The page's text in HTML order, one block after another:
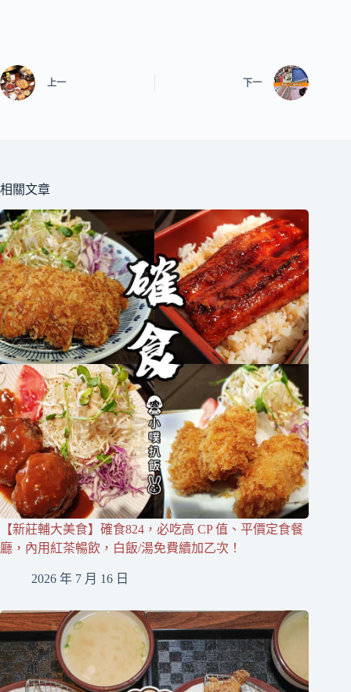
上一 下一
相關文章
【新莊輔大美食】確食824，必吃高 CP 值、平價定食餐
廳，內用紅茶暢飲，白飯/湯免費續加乙次！
2026 年 7 月 16 日